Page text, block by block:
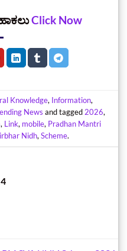
Click Now
Knowledge, Information,
News and tagged 2026,
, Link, mobile, Pradhan Mantri
Nidh, Scheme.